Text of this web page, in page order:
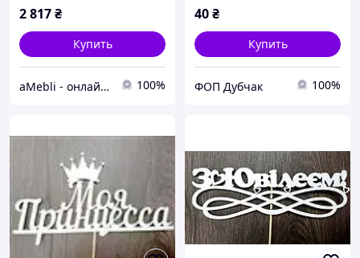
наматрасник на кровать
2 817₴
Купить
aMebli - онлайн магазин матрасом и топперов 100%
40₴
Купить
ФОП Дубчак 100%